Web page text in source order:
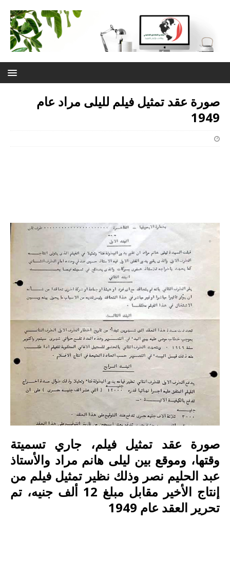
صورة عقد تمثيل فيلم لليلى مراد عام
1949
صورة عقد تمثيل فيلم، جاري تسميتة
وقتها، وموقع بين ليلى هانم مراد والأستاذ
عبد الحليم نصر وذلك نظير تمثيل فيلم من
إنتاج الأخير مقابل مبلغ 12 ألف جنيه، تم
تحرير العقد عام 1949